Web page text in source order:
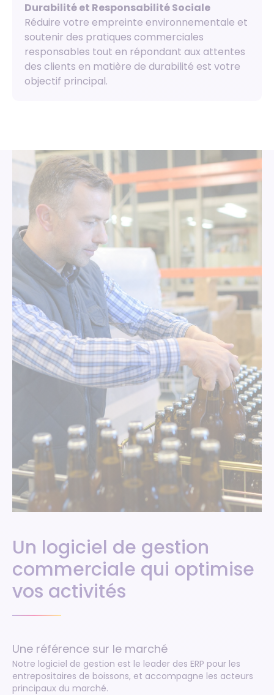
Durabilité et Responsabilité Sociale
Réduire votre empreinte environnementale et
soutenir des pratiques commerciales
responsables tout en répondant aux attentes
des clients en matière de durabilité est votre
objectif principal.
Un logiciel de gestion
commerciale qui optimise
vos activités
Une référence sur le marché
Notre logiciel de gestion est le leader des ERP pour les
entrepositaires de boissons, et accompagne les acteurs
principaux du marché.